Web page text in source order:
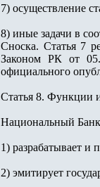
7) осуществление
8) иные задачи в
Сноска. Статья 7
Законом РК от
официального
Статья 8. Функции
Национальный Банк
1) разрабатывает и
2) эмитирует